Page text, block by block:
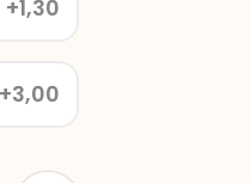
+3,00
+1,30